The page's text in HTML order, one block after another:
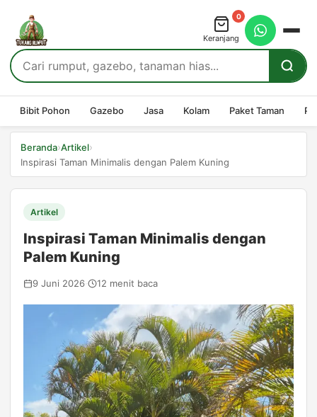
0
Keranjang
Bibit Pohon Gazebo Jasa Kolam Paket Taman
Beranda›Artikel›
Inspirasi Taman Minimalis dengan Palem Kuning
Artikel
Inspirasi Taman Minimalis dengan
Palem Kuning
9 Juni 2026· 12 menit baca